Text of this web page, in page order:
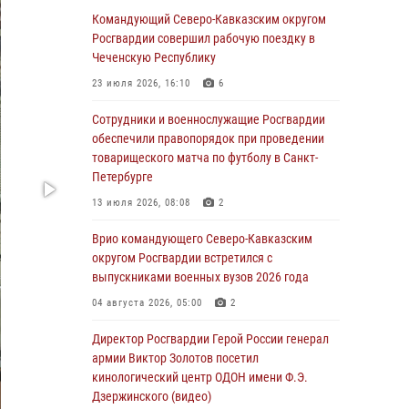
Росгвардейцы обеспечили безопасность
«Поезда Победы» в Кузбассе
08 августа 2026, 07:00
Республике Калмыкия исполнилось 20 лет
08 августа 2026, 07:00
В Кабардино-Балкарии сотрудники
Росгвардии провели турнир по настольному
08 августа 2026, 07:00
Военнослужащие Софринской бригады
Росгвардии встретились с участником
Ломоносова — дорогой к Победе в СВО»
(видео)
08 августа 2026, 07:00 2 1
Командующий Северо-Кавказским округом
Росгвардии совершил рабочую поездку в
Чеченскую Республику
23 июля 2026, 16:10 6
Сотрудники и военнослужащие Росгвардии
обеспечили правопорядок при проведении
товарищеского матча по футболу в Санкт-
Петербурге
13 июля 2026, 08:08 2
Врио командующего Северо-Кавказским
округом Росгвардии встретился с
выпускниками военных вузов 2026 года
04 августа 2026, 05:00 2
Директор Росгвардии Герой России генерал
армии Виктор Золотов посетил
кинологический центр ОДОН имени Ф.Э.
Дзержинского (видео)